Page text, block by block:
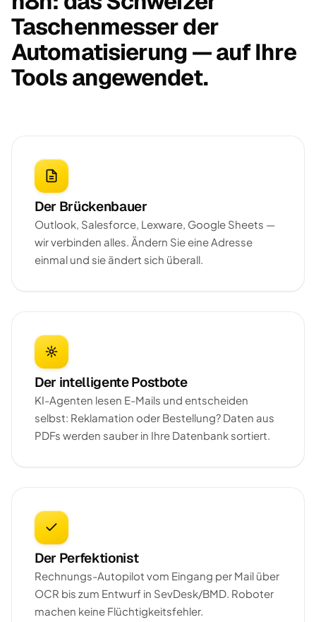
Taschenmesser der
Automatisierung — auf Ihre
Tools angewendet.
Der Brückenbauer
Outlook, Salesforce, Lexware, Google Sheets —
wir verbinden alles. Ändern Sie eine Adresse
einmal und sie ändert sich überall.
Der intelligente Postbote
KI-Agenten lesen E-Mails und entscheiden
selbst: Reklamation oder Bestellung? Daten aus
PDFs werden sauber in Ihre Datenbank sortiert.
Der Perfektionist
Rechnungs-Autopilot vom Eingang per Mail über
OCR bis zum Entwurf in SevDesk/BMD. Roboter
machen keine Flüchtigkeitsfehler.